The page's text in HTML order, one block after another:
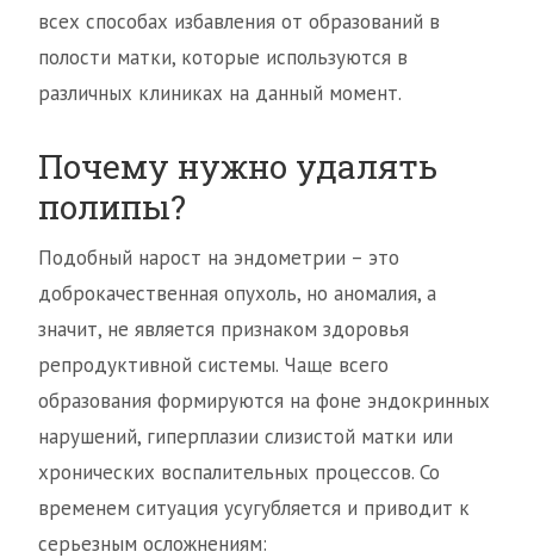
всех способах избавления от образований в
полости матки, которые используются в
различных клиниках на данный момент.
Почему нужно удалять
полипы?
Подобный нарост на эндометрии – это
доброкачественная опухоль, но аномалия, а
значит, не является признаком здоровья
репродуктивной системы. Чаще всего
образования формируются на фоне эндокринных
нарушений, гиперплазии слизистой матки или
хронических воспалительных процессов. Со
временем ситуация усугубляется и приводит к
серьезным осложнениям: